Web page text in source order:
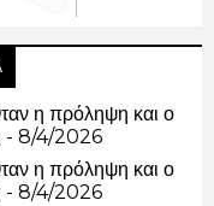
η πρόληψη και ο
- 8/4/2026
η πρόληψη και ο
- 8/4/2026